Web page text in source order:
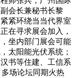
会长兼秘书长黎
紧环绕当当代界室
在寻求展会加入，
坐内部门展会可能
太阳能光伏系统；
书等住建、工信系
场论坛同期火热